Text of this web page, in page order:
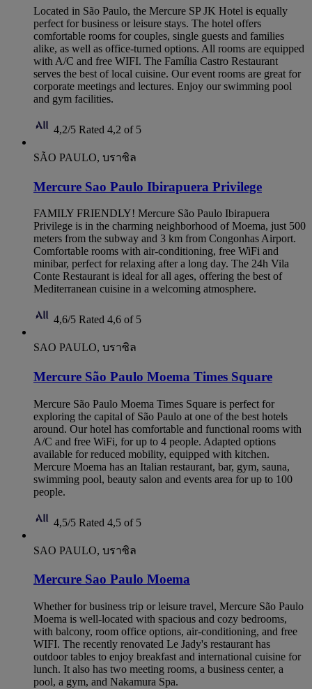
Located in São Paulo, the Mercure SP JK Hotel is equally
perfect for business or leisure stays. The hotel offers
comfortable rooms for couples, single guests and families
alike, as well as office-turned options. All rooms are equipped
with A/C and free WIFI. The Família Castro Restaurant
serves the best of local cuisine. Our event rooms are great for
corporate meetings and lectures. Enjoy our swimming pool
and gym facilities.
4,2/5 Rated 4,2 of 5
SÃO PAULO, บราซิล
Mercure Sao Paulo Ibirapuera Privilege
FAMILY FRIENDLY! Mercure São Paulo Ibirapuera
Privilege is in the charming neighborhood of Moema, just 500
meters from the subway and 3 km from Congonhas Airport.
Comfortable rooms with air-conditioning, free WiFi and
minibar, perfect for relaxing after a long day. The 24h Vila
Conte Restaurant is ideal for all ages, offering the best of
Mediterranean cuisine in a welcoming atmosphere.
4,6/5 Rated 4,6 of 5
SAO PAULO, บราซิล
Mercure São Paulo Moema Times Square
Mercure São Paulo Moema Times Square is perfect for
exploring the capital of São Paulo at one of the best hotels
around. Our hotel has comfortable and functional rooms with
A/C and free WiFi, for up to 4 people. Adapted options
available for reduced mobility, equipped with kitchen.
Mercure Moema has an Italian restaurant, bar, gym, sauna,
swimming pool, beauty salon and events area for up to 100
people.
4,5/5 Rated 4,5 of 5
SAO PAULO, บราซิล
Mercure Sao Paulo Moema
Whether for business trip or leisure travel, Mercure São Paulo
Moema is well-located with spacious and cozy bedrooms,
with balcony, room office options, air-conditioning, and free
WIFI. The recently renovated Le Jady's restaurant has
outdoor tables to enjoy breakfast and international cuisine for
lunch. It also has two meeting rooms, a business center, a
pool, a gym, and Nakamura Spa.